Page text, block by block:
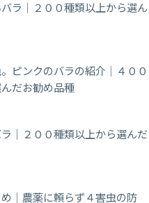
ラ｜２００種類以上から選ん
ピンクのバラの紹介｜４００
だお勧め品種
｜２００種類以上から選んだ
｜農薬に頼らず４害虫の防